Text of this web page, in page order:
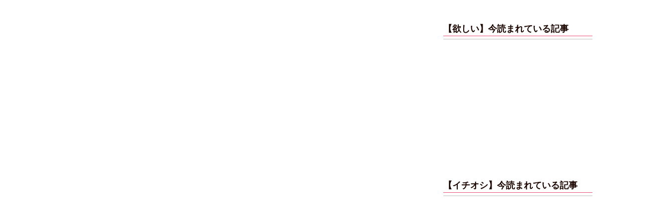
【欲しい】今読まれている記事
【イチオシ】今読まれている記事